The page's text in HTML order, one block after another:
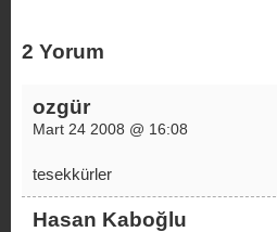
2 Yorum
ozgür
Mart 24 2008 @ 16:08
tesekkürler
Hasan Kaboğlu